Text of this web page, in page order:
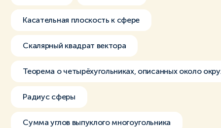
Касательная плоскость к сфере
Скалярный квадрат вектора
Теорема о четырёхугольниках, описанных около
Радиус сферы
Сумма углов выпуклого многоугольника